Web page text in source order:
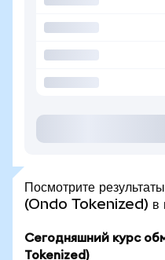
Посмотрите
(Ondo Tokenized) в
Сегодняшний курс
Tokenized)